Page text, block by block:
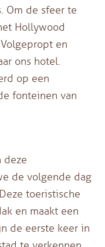
Om de sfeer te
Hollywood
en
ons hotel.
op een
fonteinen van
deze
de volgende dag
toeristische
en maakt een
de eerste keer in